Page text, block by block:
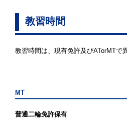
教習時間
教習時間は、現有免許及びATorMTで
MT
普通二輪免許保有